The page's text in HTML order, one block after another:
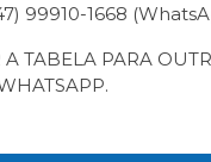
99910-1668
TABELA PARA